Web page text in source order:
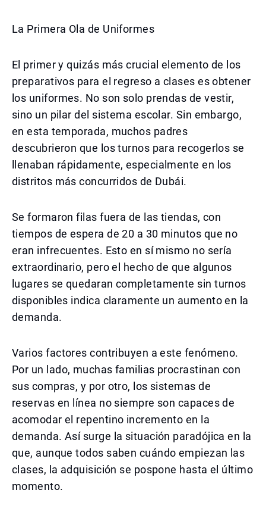
La Primera Ola de Uniformes
El primer y quizás más crucial elemento de los
preparativos para el regreso a clases es obtener
los uniformes. No son solo prendas de vestir,
sino un pilar del sistema escolar. Sin embargo,
en esta temporada, muchos padres
descubrieron que los turnos para recogerlos se
llenaban rápidamente, especialmente en los
distritos más concurridos de Dubái.
Se formaron filas fuera de las tiendas, con
tiempos de espera de 20 a 30 minutos que no
eran infrecuentes. Esto en sí mismo no sería
extraordinario, pero el hecho de que algunos
lugares se quedaran completamente sin turnos
disponibles indica claramente un aumento en la
demanda.
Varios factores contribuyen a este fenómeno.
Por un lado, muchas familias procrastinan con
sus compras, y por otro, los sistemas de
reservas en línea no siempre son capaces de
acomodar el repentino incremento en la
demanda. Así surge la situación paradójica en la
que, aunque todos saben cuándo empiezan las
clases, la adquisición se pospone hasta el último
momento.